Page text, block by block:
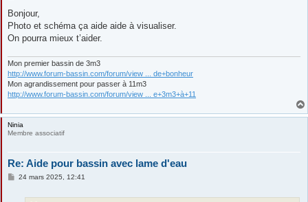
s
a
g
Bonjour,
Photo et schéma ça aide aide à visualiser.
On pourra mieux t’aider.
Mon premier bassin de 3m3
http://www.forum-bassin.com/forum/view ... de+bonheur
Mon agrandissement pour passer à 11m3
http://www.forum-bassin.com/forum/view ... e+3m3+à+11
Ninia
Membre associatif
Re: Aide pour bassin avec lame d'eau
M24 mars 2025, 12:41